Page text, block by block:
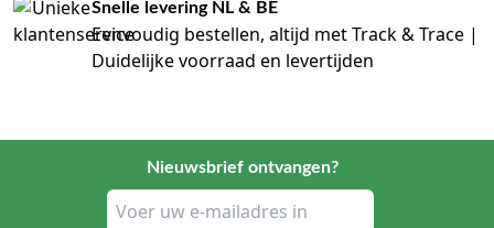
Snelle levering NL & BE
Eenvoudig bestellen, altijd met Track & Trace |
Duidelijke voorraad en levertijden
Nieuwsbrief ontvangen?